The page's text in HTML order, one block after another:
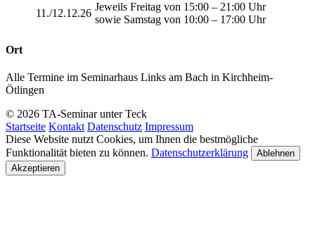
11./12.12.26
Jeweils Freitag von 15:00 – 21:00 Uhr
sowie Samstag von 10:00 – 17:00 Uhr
Ort
Alle Termine im Seminarhaus Links am Bach in Kirchheim-
Ötlingen
© 2026 TA-Seminar unter Teck
Startseite Kontakt Datenschutz Impressum
Diese Website nutzt Cookies, um Ihnen die bestmögliche
Funktionalität bieten zu können. Datenschutzerklärung
Ablehnen
Akzeptieren